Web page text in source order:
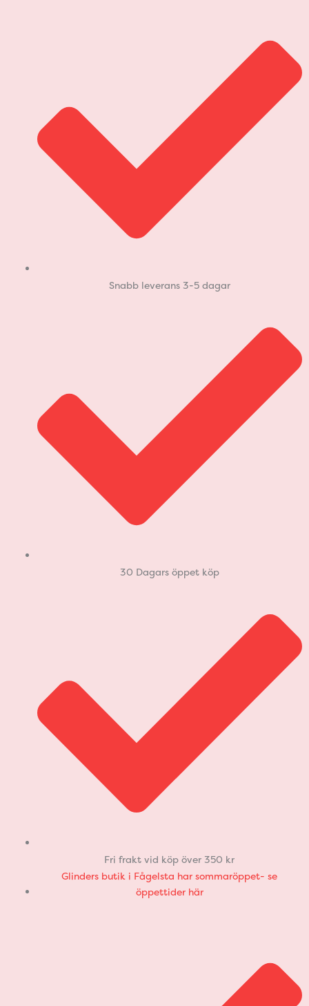
Snabb leverans 3-5 dagar
30 Dagars öppet köp
Fri frakt vid köp över 350 kr
Glinders butik i Fågelsta har sommaröppet- se
öppettider här